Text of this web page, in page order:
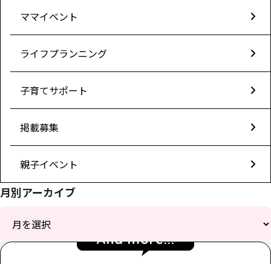
ママイベント
ライフプランニング
子育てサポート
掲載募集
親子イベント
月別アーカイブ
カ
And more...